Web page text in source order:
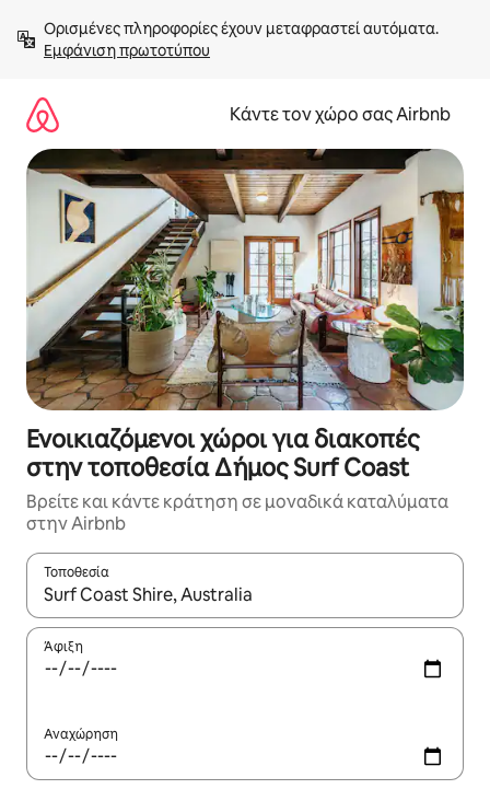
στο
περιεχόμενοΕμφάνιση πρωτοτύπου
Κάντε τον χώρο σας Airbnb
Ενοικιαζόμενοι χώροι για διακοπές
στην τοποθεσία Δήμος Surf Coast
Βρείτε και κάντε κράτηση σε μοναδικά καταλύματα
στην Airbnb
Τοποθεσία
Όταν τα αποτελέσματα είναι διαθέσιμα, μπορείτε να
Άφιξη
Αναχώρηση